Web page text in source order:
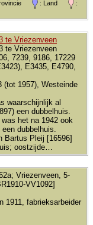
: Land
:
te Vriezenveen
te Vriezenveen
7239, 9186, 17229
E3435, E4790,
(tot 1957), Westeinde
waarschijnlijk al
een dubbelhuis.
het na 1942 ook
dubbelhuis.
Bartus Pleij [16596]
oostzijde…
Vriezenveen, 5-
VV1092]
1911, fabrieksarbeider